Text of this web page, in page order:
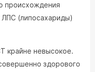
происхождения
ЛПС (липосахариды)
крайне невысокое.
здорового